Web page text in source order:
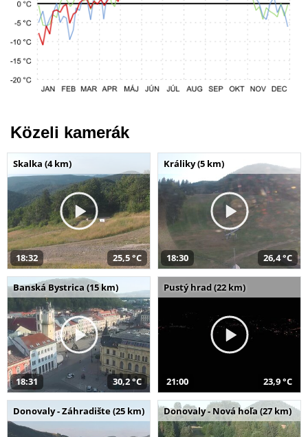
Közeli kamerák
Skalka (4 km)
18:32 25,5 °C
Králiky (5 km)
18:30 26,4 °C
Banská Bystrica (15 km)
18:31 30,2 °C
Pustý hrad (22 km)
21:00 23,9 °C
Donovaly - Záhradište (25 km) Donovaly - Nová hoľa (27 km)